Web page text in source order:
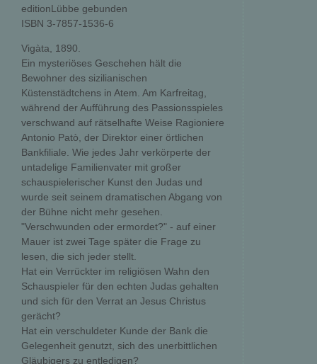
editionLübbe gebunden
ISBN 3-7857-1536-6
Vigàta, 1890.
Ein mysteriöses Geschehen hält die
Bewohner des sizilianischen
Küstenstädtchens in Atem. Am Karfreitag,
während der Aufführung des Passionsspieles
verschwand auf rätselhafte Weise Ragioniere
Antonio Patò, der Direktor einer örtlichen
Bankfiliale. Wie jedes Jahr verkörperte der
untadelige Familienvater mit großer
schauspielerischer Kunst den Judas und
wurde seit seinem dramatischen Abgang von
der Bühne nicht mehr gesehen.
"Verschwunden oder ermordet?" - auf einer
Mauer ist zwei Tage später die Frage zu
lesen, die sich jeder stellt.
Hat ein Verrückter im religiösen Wahn den
Schauspieler für den echten Judas gehalten
und sich für den Verrat an Jesus Christus
gerächt?
Hat ein verschuldeter Kunde der Bank die
Gelegenheit genutzt, sich des unerbittlichen
Gläubigers zu entledigen?